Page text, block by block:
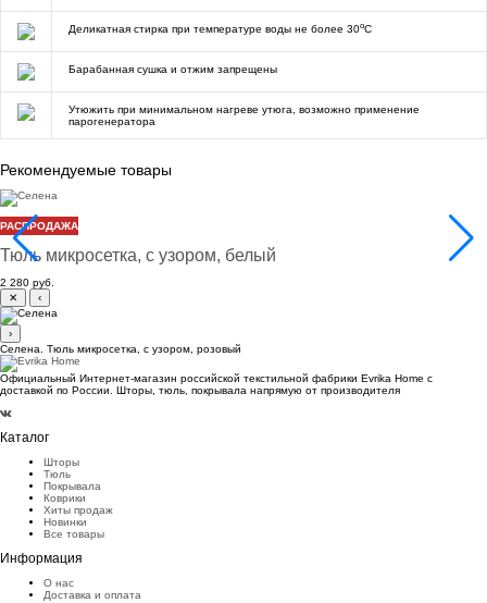
Деликатная стирка при температуре воды не более 30oC
Барабанная сушка и отжим запрещены
Утюжить при минимальном нагреве утюга, возможно применение
парогенератора
Рекомендуемые товары
РАСПРОДАЖА
Селена
Тюль микросетка, с узором, белый
2 280 руб.
✕
‹
›
Селена. Тюль микросетка, с узором, розовый
Официальный Интернет-магазин российской текстильной фабрики Evrika Home c
доставкой по России. Шторы, тюль, покрывала напрямую от производителя
Каталог
Шторы
Тюль
Покрывала
Коврики
Хиты продаж
Новинки
Все товары
Информация
О нас
Доставка и оплата